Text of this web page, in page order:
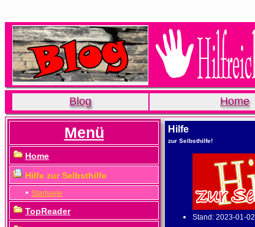
Blog Home
Menü
Home
Hilfe zur Selbsthilfe
• Startseite
TopReader
Hilfe
zur Selbsthilfe!
Stand: 2023-01-02